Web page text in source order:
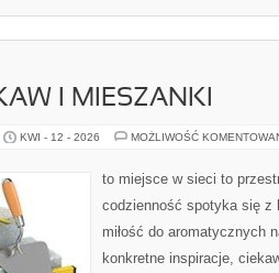
I MIESZANKI
KWI - 12 - 2026 MOŻLIWOŚĆ
to miejsce w sieci to
codzienność spotyka się z
miłość do aromatycznych
konkretne inspiracje,